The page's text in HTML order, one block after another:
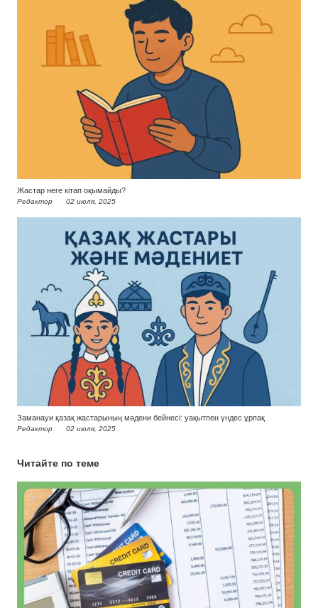
Жастар неге кітап оқымайды?
Редактор 02 июля, 2025
Заманауи қазақ жастарының мәдени бейнесі: уақытпен үндес ұрпақ
Редактор 02 июля, 2025
Читайте по теме